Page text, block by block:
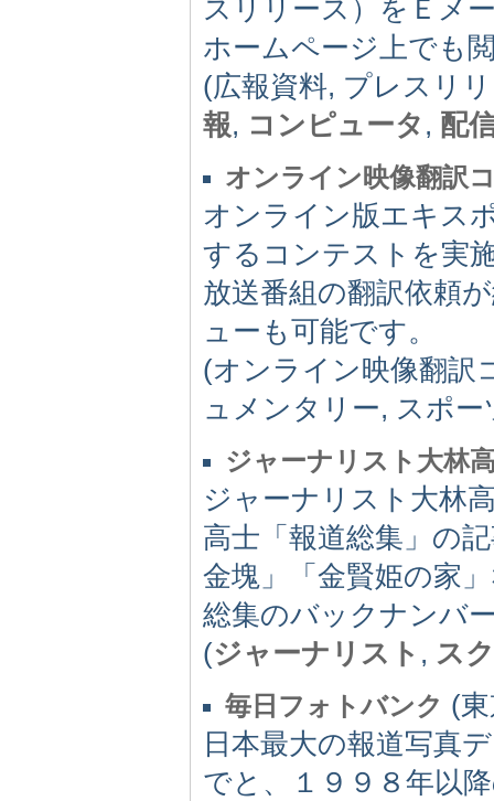
スリリース）をＥメ
ホームページ上でも
(広報資料, プレスリ
報, コンピュータ , 配
オンライン映像翻訳
オンライン版エキス
するコンテストを実
放送番組の翻訳依頼
ューも可能です。
(オンライン映像翻訳
ュメンタリー, スポー
ジャーナリスト大林
ジャーナリスト大林
高士「報道総集」の
金塊」「金賢姫の家
総集のバックナンバ
(ジャーナリスト , ス
毎日フォトバンク (
日本最大の報道写真
でと、１９９８年以